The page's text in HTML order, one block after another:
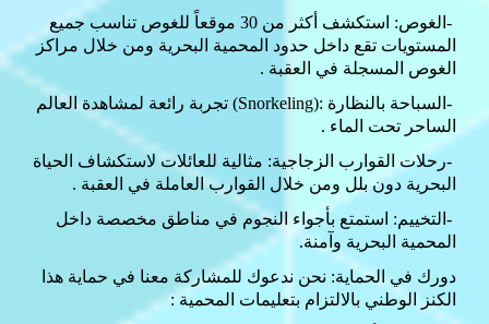
-
الغوص: استكشف أكثر من 30 موقعاً للغوص تناسب جميع
المستويات تقع داخل حدود المحمية البحرية ومن خلال مراكز
الغوص المسجلة في العقبة .
- السباحة بالنظارة (Snorkeling): تجربة رائعة لمشاهدة العالم
الساحر تحت الماء .
-رحلات القوارب الزجاجية: مثالية للعائلات لاستكشاف الحياة
البحرية دون بلل ومن خلال القوارب العاملة في العقبة .
- التخييم: استمتع بأجواء النجوم في مناطق مخصصة داخل
المحمية البحرية وآمنة.
دورك في الحماية: نحن ندعوك للمشاركة معنا في حماية هذا
الكنز الوطني بالالتزام بتعليمات المحمية :